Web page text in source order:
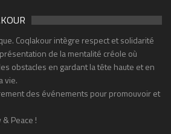
Coqlakour intègre respect et solidarité
de la mentalité créole où
obstacles en gardant la tête haute et en
vie.
des événements pour promouvoir et
& Peace !